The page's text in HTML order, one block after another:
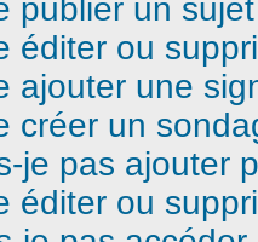
publier un
éditer ou
ajouter une
créer un
je pas ajouter
éditer ou